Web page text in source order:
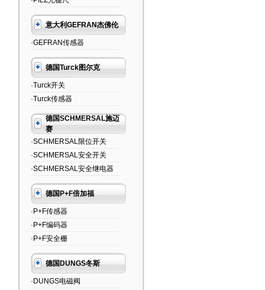
意大利GEFRAN杰佛伦
·GEFRAN传感器
德国Turck图尔克
·Turck开关
·Turck传感器
德国SCHMERSAL施迈
赛
·SCHMERSAL限位开关
·SCHMERSAL安全开关
·SCHMERSAL安全继电器
德国P+F倍加福
·P+F传感器
·P+F编码器
·P+F安全栅
德国DUNGS冬斯
·DUNGS电磁阀